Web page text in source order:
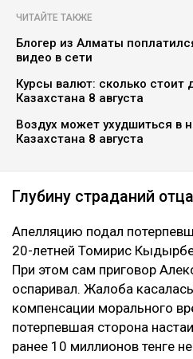
Апелляционный суд Алматы
смертельном ДТП на
одной из погибших в аварии
увеличить выплату с 10 до
сообщает Ulysmedia.kz.
видео в сети
Курсы валют: сколько стоит
Казахстана 8 августа
Воздух может ухудшиться в
Казахстана 8 августа